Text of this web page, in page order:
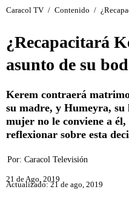
Caracol TV / Contenido /
¿Recapacitará
asunto de su
Kerem contraerá
su madre, y Humeyra, su
mujer no le conviene a
reflexionar sobre esta
Por: Caracol Televisión
21 de Ago, 2019
Actualizado: 21 de ago, 2019